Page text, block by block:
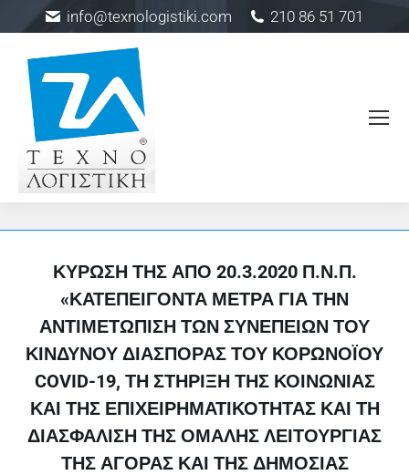
info@texnologistiki.com 210 86 51 701
ΚΎΡΩΣΗ ΤΗΣ ΑΠΌ 20.3.2020 Π.Ν.Π.
«ΚΑΤΕΠΕΊΓΟΝΤΑ ΜΈΤΡΑ ΓΙΑ ΤΗΝ
ΑΝΤΙΜΕΤΏΠΙΣΗ ΤΩΝ ΣΥΝΕΠΕΙΏΝ ΤΟΥ
ΚΙΝΔΎΝΟΥ ΔΙΑΣΠΟΡΆΣ ΤΟΥ ΚΟΡΩΝΟΪΟΎ
COVID-19, ΤΗ ΣΤΉΡΙΞΗ ΤΗΣ ΚΟΙΝΩΝΊΑΣ
ΚΑΙ ΤΗΣ ΕΠΙΧΕΙΡΗΜΑΤΙΚΌΤΗΤΑΣ ΚΑΙ ΤΗ
ΔΙΑΣΦΆΛΙΣΗ ΤΗΣ ΟΜΑΛΉΣ ΛΕΙΤΟΥΡΓΊΑΣ
ΤΗΣ ΑΓΟΡΆΣ ΚΑΙ ΤΗΣ ΔΗΜΌΣΙΑΣ